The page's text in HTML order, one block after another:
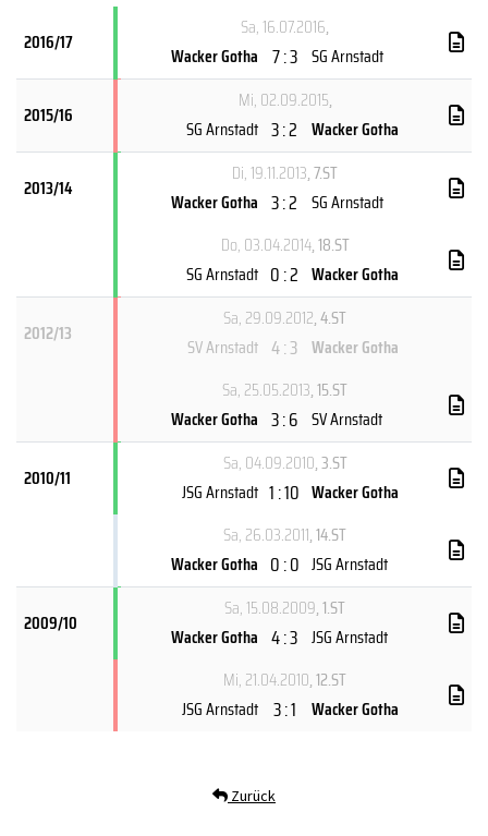
2016/17
Sa, 16.07.2016,
Wacker Gotha 7 : 3 SG Arnstadt
2015/16
Mi, 02.09.2015,
SG Arnstadt 3 : 2 Wacker Gotha
2013/14
Di, 19.11.2013, 7.ST
Wacker Gotha 3 : 2 SG Arnstadt
Do, 03.04.2014, 18.ST
SG Arnstadt 0 : 2 Wacker Gotha
2012/13
Sa, 29.09.2012, 4.ST
SV Arnstadt 4 : 3 Wacker Gotha
Sa, 25.05.2013, 15.ST
Wacker Gotha 3 : 6 SV Arnstadt
2010/11
Sa, 04.09.2010, 3.ST
JSG Arnstadt 1 : 10 Wacker Gotha
Sa, 26.03.2011, 14.ST
Wacker Gotha 0 : 0 JSG Arnstadt
2009/10
Sa, 15.08.2009, 1.ST
Wacker Gotha 4 : 3 JSG Arnstadt
Mi, 21.04.2010, 12.ST
JSG Arnstadt 3 : 1 Wacker Gotha
Zurück